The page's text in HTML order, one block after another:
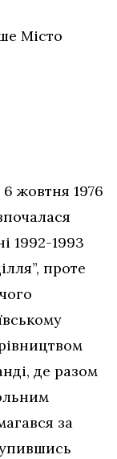
Місто
жовтня 1976
1992-1993
проте
де разом
за